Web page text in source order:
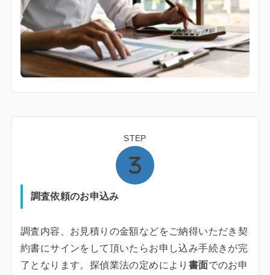
STEP
調査依頼のお申込み
調査内容、お見積りの金額などをご納得いただき契
約書にサインをして頂いたらお申し込み手続きが完
了となります。探偵業法の定めにより 書面でのお申